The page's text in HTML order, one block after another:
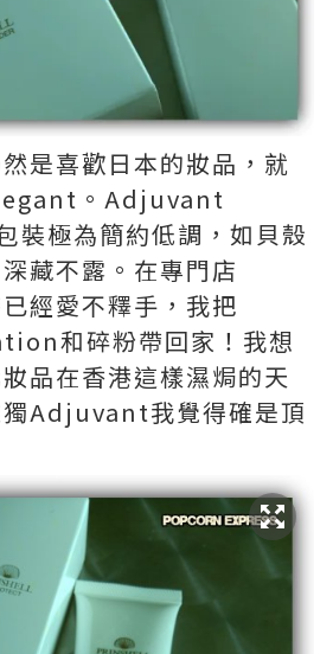
是喜歡日本的妝品，就
。Adjuvant
極為簡約低調，如貝殼
藏不露。在專門店
經愛不釋手，我把
和碎粉帶回家！我想
品在香港這樣濕焗的天
獨Adjuvant我覺得確是頂